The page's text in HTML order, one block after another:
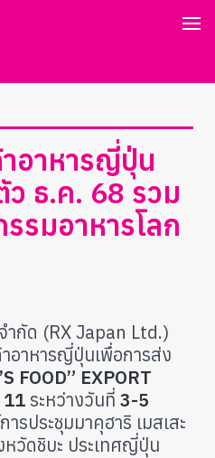
อาหารญี่ปุ่น
ธ.ค. 68 รวม
รมอาหารโลก
ำกัด (RX Japan Ltd.)
อาหารญี่ปุ่นเพื่อการส่ง
FOOD” EXPORT
11ระหว่างวันที่ 3-5
รประชุมมาคุฮาริ เมสเสะ
วัดชิบะ ประเทศญี่ปุ่น